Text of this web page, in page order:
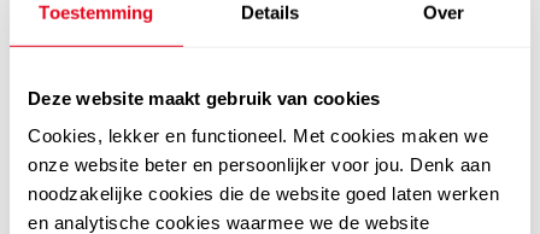
Toestemming Details Over
Deze website maakt gebruik van cookies
Cookies, lekker en functioneel. Met cookies maken we
onze website beter en persoonlijker voor jou. Denk aan
noodzakelijke cookies die de website goed laten werken
en analytische cookies waarmee we de website